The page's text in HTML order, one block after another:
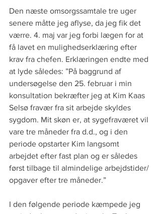
Den næste omsorgssamtale tre uger
senere måtte jeg aflyse, da jeg fik det
værre. 4. maj var jeg forbi lægen for at
få lavet en mulighedserklæring efter
krav fra chefen. Erklæringen endte med
at lyde således: ”På baggrund af
undersøgelse den 25. februar i min
konsultation bekræfter jeg at Kim Kaas
Selsø fravær fra sit arbejde skyldes
sygdom. Mit skøn er, at sygefraværet vil
vare tre måneder fra d.d., og i den
periode opstarter Kim langsomt
arbejdet efter fast plan og er således
først tilbage til almindelige arbejdstider/
opgaver efter tre måneder.”
I den følgende periode kæmpede jeg